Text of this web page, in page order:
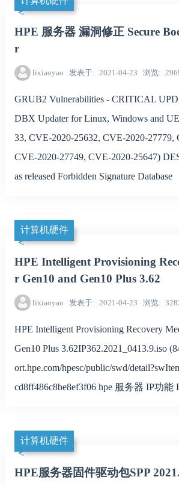
HPE 服务器 漏洞修正 Secure
r
lixiaoyao 发表于 2021-04-23 浏览
GRUB2 Vulnerabilities - CRITICAL
DBX Updater for Linux, Windows and
33, CVE-2020-25632, CVE-2020-27779,
CVE-2020-27749, CVE-2020-25647)
as released Forbidden Signature Database
计算机硬件
HPE Intelligent Provisioning
r Gen10 and Gen10 Plus 3.62
lixiaoyao 发表于 2021-04-23 浏览
HPE Intelligent Provisioning Recovery
Gen10 Plus 3.62IP362.2021_0413.9.iso
ort.hpe.com/hpesc/public/swd/
cd8ff486c8be8ef3f06 hpe 服务器 IP功能
计算机硬件
HPE服务器固件驱动包SPP